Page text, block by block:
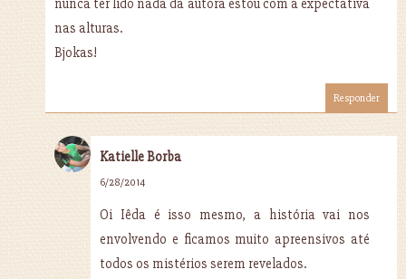
nunca ter lido nada da autora estou com a expectativa
nas alturas.
Bjokas!
Responder
Katielle Borba
6/28/2014
Oi Iêda é isso mesmo, a história vai nos
envolvendo e ficamos muito apreensivos até
todos os mistérios serem revelados.